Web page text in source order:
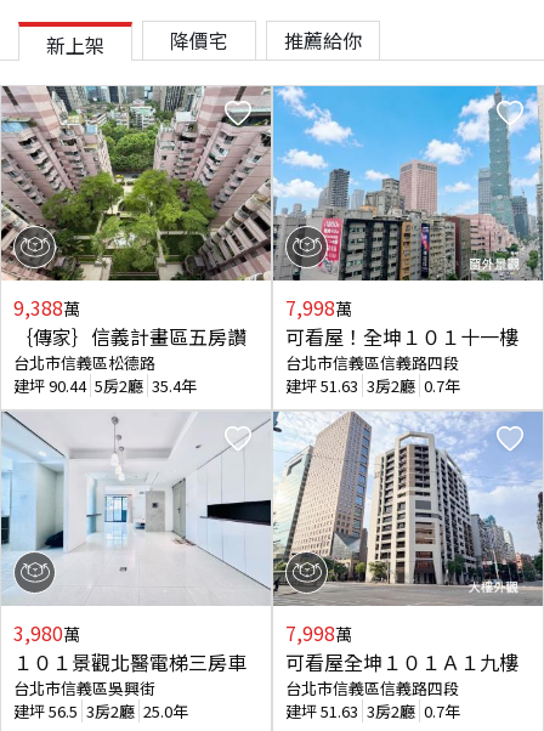
新上架 降價宅 推薦給你
9,388萬
｛傳家｝信義計畫區五房讚
台北市信義區松德路
建坪90.44 5房2廳 35.4年
3,980萬
１０１景觀北醫電梯三房車
台北市信義區吳興街
建坪56.5 3房2廳 25.0年
7,998萬
可看屋！全坤１０１十一樓
台北市信義區信義路四段
建坪51.63 3房2廳 0.7年
7,998萬
可看屋全坤１０１Ａ１九樓
台北市信義區信義路四段
建坪51.63 3房2廳 0.7年